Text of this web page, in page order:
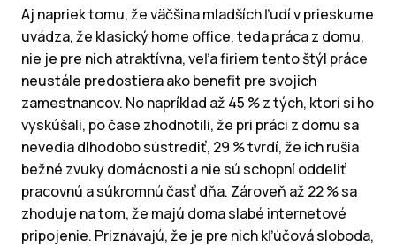
Aj napriek tomu, že väčšina mladších ľudí v prieskume
uvádza, že klasický home office, teda práca z domu,
nie je pre nich atraktívna, veľa firiem tento štýl práce
neustále predostiera ako benefit pre svojich
zamestnancov. No napríklad až 45 % z tých, ktorí si ho
vyskúšali, po čase zhodnotili, že pri práci z domu sa
nevedia dlhodobo sústrediť, 29 % tvrdí, že ich rušia
bežné zvuky domácnosti a nie sú schopní oddeliť
pracovnú a súkromnú časť dňa. Zároveň až 22 % sa
zhoduje na tom, že majú doma slabé internetové
pripojenie. Priznávajú, že je pre nich kľúčová sloboda,